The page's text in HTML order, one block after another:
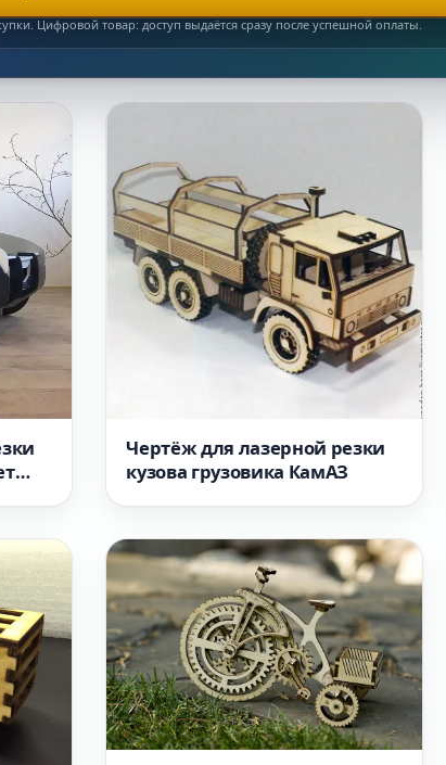
Цифровой товар: доступ выдаётся сразу после успешной оплаты.
Чертёж для лазерной резки
кузова грузовика КамАЗ